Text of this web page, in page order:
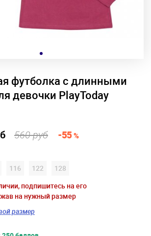
футболка с длинными
девочки PlayToday
560 руб -55%
116 122
128
подпишитесь на его
на нужный размер
размер